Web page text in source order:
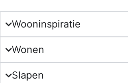
Wooninspiratie
Wonen
Slapen